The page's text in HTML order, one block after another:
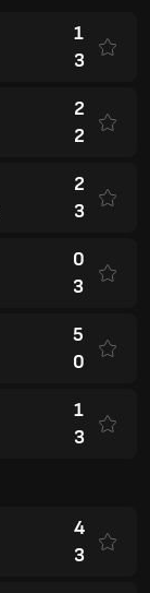
1
3
2
2
2
3
0
3
5
0
1
3
4
3